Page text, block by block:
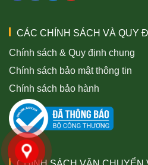
CÁC CHÍNH SÁCH VÀ QUY
Chính sách & Quy định chung
Chính sách bảo mật thông tin
Chính sách bảo hành